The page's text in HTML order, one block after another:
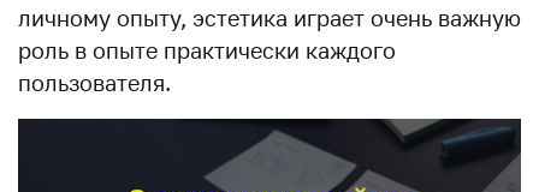
личному опыту, эстетика играет очень важную
роль в опыте практически каждого
пользователя.